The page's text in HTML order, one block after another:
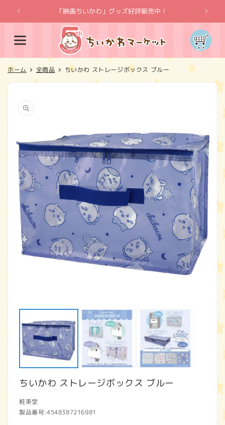
ンツに
進む
「映画ちいかわ」グッズ好評販売中！
カ
ー
ト
ホーム 全商品 ちいかわ ストレージボックス ブルー
報にス
キップ
ちいかわ ストレージボックス ブルー
粧美堂
製品番号:4548387216981